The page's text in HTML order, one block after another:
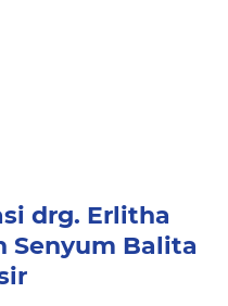
drg. Erlitha
Senyum Balita